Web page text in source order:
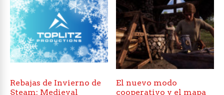
Rebajas de Invierno de
Steam: Medieval
El nuevo modo
cooperativo y el mapa